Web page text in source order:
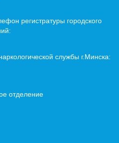
регистратуры городского
службы г.Минска:
отделение